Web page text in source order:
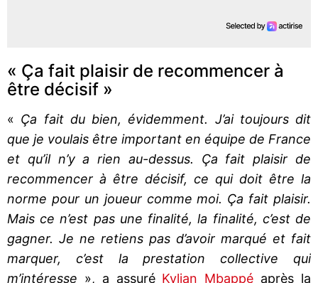
« Ça fait plaisir de recommencer à
être décisif »
« Ça fait du bien, évidemment. J’ai toujours dit
que je voulais être important en équipe de France
et qu’il n’y a rien au-dessus. Ça fait plaisir de
recommencer à être décisif, ce qui doit être la
norme pour un joueur comme moi. Ça fait plaisir.
Mais ce n’est pas une finalité, la finalité, c’est de
gagner. Je ne retiens pas d’avoir marqué et fait
marquer, c’est la prestation collective qui
m’intéresse », a assuré Kylian Mbappé après la